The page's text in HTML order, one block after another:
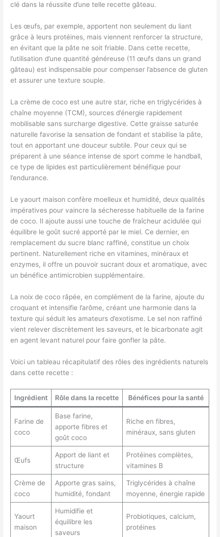
clé dans la réussite d’une telle recette gâteau.
Les œufs, par exemple, apportent non seulement du liant
grâce à leurs protéines, mais viennent renforcer la structure,
en évitant que la pâte ne soit friable. Dans cette recette,
l’utilisation d’une quantité généreuse (11 œufs dans un grand
gâteau) est indispensable pour compenser l’absence de gluten
et assurer une texture souple.
La crème de coco est une autre star, riche en triglycérides à
chaîne moyenne (TCM), sources d’énergie rapidement
mobilisable sans surcharge digestive. Cette graisse saturée
naturelle favorise la sensation de fondant et stabilise la pâte,
tout en apportant une douceur subtile. Pour ceux qui se
préparent à une séance intense de sport comme le handball,
ce type de lipides est particulièrement bénéfique pour
l’endurance.
Le yaourt maison confère moelleux et humidité, deux qualités
impératives pour vaincre la sécheresse habituelle de la farine
de coco. Il ajoute aussi une touche de fraîcheur acidulée qui
équilibre le goût sucré apporté par le miel. Ce dernier, en
remplacement du sucre blanc raffiné, constitue un choix
pertinent. Naturellement riche en vitamines, minéraux et
enzymes, il offre un pouvoir sucrant doux et aromatique, avec
un bénéfice antimicrobien supplémentaire.
La noix de coco râpée, en complément de la farine, ajoute du
croquant et intensifie l’arôme, créant une harmonie dans la
texture qui séduit les amateurs d’exotisme. Le sel non raffiné
vient relever discrètement les saveurs, et le bicarbonate agit
en agent levant naturel pour faire gonfler la pâte.
Voici un tableau récapitulatif des rôles des ingrédients naturels
dans cette recette :
Ingrédient Rôle dans la recette Bénéfices pour la santé
Farine de
coco
Base farine,
apporte fibres et
goût coco
Riche en fibres,
minéraux, sans gluten
Œufs
Apport de liant et
structure
Protéines complètes,
vitamines B
Crème de
coco
Apporte gras sains,
humidité, fondant
Triglycérides à chaîne
moyenne, énergie rapide
Yaourt
maison
Humidifie et
équilibre les
saveurs
Probiotiques, calcium,
protéines